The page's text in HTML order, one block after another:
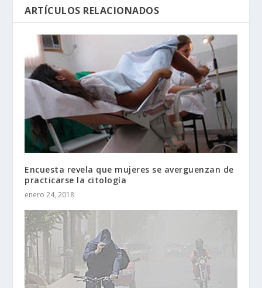
ARTÍCULOS RELACIONADOS
Encuesta revela que mujeres se averguenzan de
practicarse la citología
enero 24, 2018